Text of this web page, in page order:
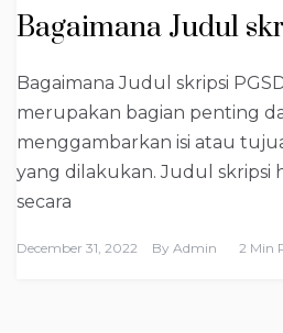
Bagaimana Judul
Bagaimana Judul skripsi
merupakan bagian penting
menggambarkan isi atau
yang dilakukan. Judul skripsi
secara
December 31, 2022 By Admin 2 Min